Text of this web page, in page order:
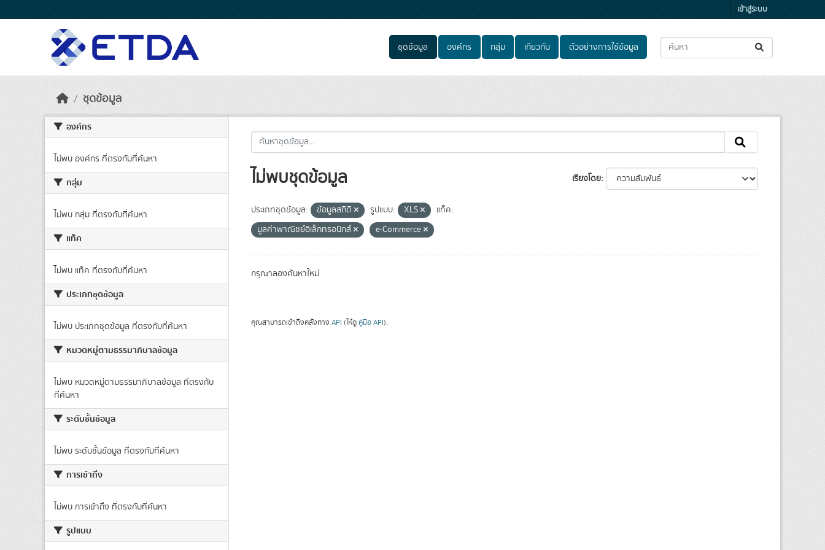
เข้าสู่ระบบ
ชุดข้อมูล องค์กร กลุ่ม เกี่ยวกับ ตัวอย่างการใช้ข้อมูล
ชุดข้อมูล
องค์กร
ไม่พบ องค์กร ที่ตรงกับที่ค้นหา
กลุ่ม
ไม่พบ กลุ่ม ที่ตรงกับที่ค้นหา
แท็ค
ไม่พบ แท็ค ที่ตรงกับที่ค้นหา
ประเภทชุดข้อมูล
ไม่พบ ประเภทชุดข้อมูล ที่ตรงกับที่ค้นหา
หมวดหมู่ตามธรรมาภิบาลข้อมูล
ไม่พบ หมวดหมู่ตามธรรมาภิบาลข้อมูล ที่ตรงกับ
ที่ค้นหา
ระดับชั้นข้อมูล
ไม่พบ ระดับชั้นข้อมูล ที่ตรงกับที่ค้นหา
การเข้าถึง
ไม่พบ การเข้าถึง ที่ตรงกับที่ค้นหา
รูปแบบ
เรียงโดย
ไม่พบชุดข้อมูล
ประเภทชุดข้อมูล: ข้อมูลสถิติ รูปแบบ: XLS
แท็ค:
มูลค่าพาณิชย์อิเล็กทรอนิกส์
e-Commerce
กรุณาลองค้นหาใหม่
คุณสามารถเข้าถึงคลังทาง API (ให้ดู คู่มือ API).